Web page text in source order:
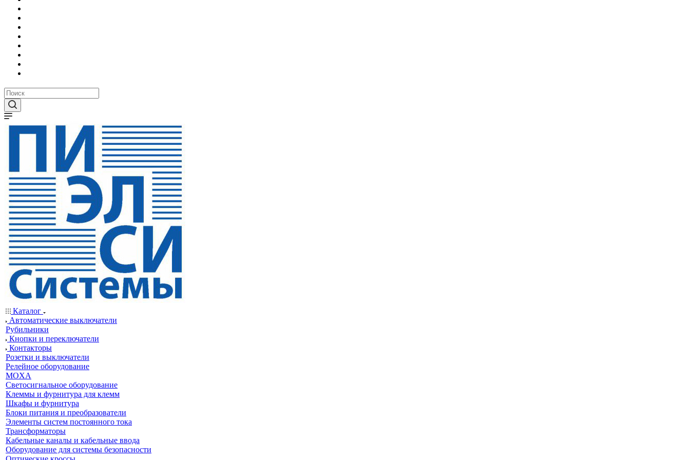
Каталог
Автоматические выключатели
Рубильники
Кнопки и переключатели
Контакторы
Розетки и выключатели
Релейное оборудование
MOXA
Светосигнальное оборудование
Клеммы и фурнитура для клемм
Шкафы и фурнитура
Блоки питания и преобразователи
Элементы систем постоянного тока
Трансформаторы
Кабельные каналы и кабельные ввода
Оборудование для системы безопасности